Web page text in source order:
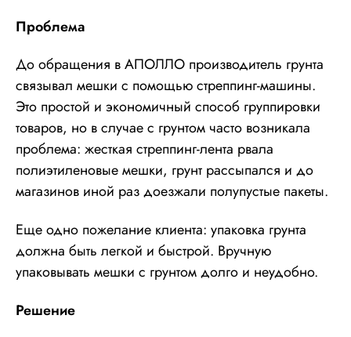
Проблема
До обращения в АПОЛЛО производитель грунта
связывал мешки с помощью стреппинг-машины.
Это простой и экономичный способ группировки
товаров, но в случае с грунтом часто возникала
проблема: жесткая стреппинг-лента рвала
полиэтиленовые мешки, грунт рассыпался и до
магазинов иной раз доезжали полупустые пакеты.
Еще одно пожелание клиента: упаковка грунта
должна быть легкой и быстрой. Вручную
упаковывать мешки с грунтом долго и неудобно.
Решение